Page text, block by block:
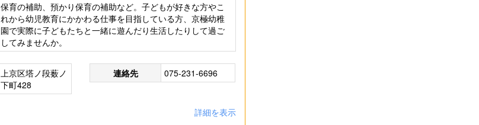
保育の補助、預かり保育の補助など。子どもが好きな方やこ
れから幼児教育にかかわる仕事を目指している方、京極幼稚
園で実際に子どもたちと一緒に遊んだり生活したりして過ご
してみませんか。
上京区塔ノ段薮ノ
下町428
連絡先 075-231-6696
詳細を表示